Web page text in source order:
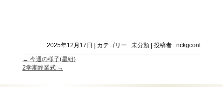
2025年12月17日 | カテゴリー : 未分類 | 投稿者 : nckgcont
← 今週の様子(星組)
2学期終業式 →